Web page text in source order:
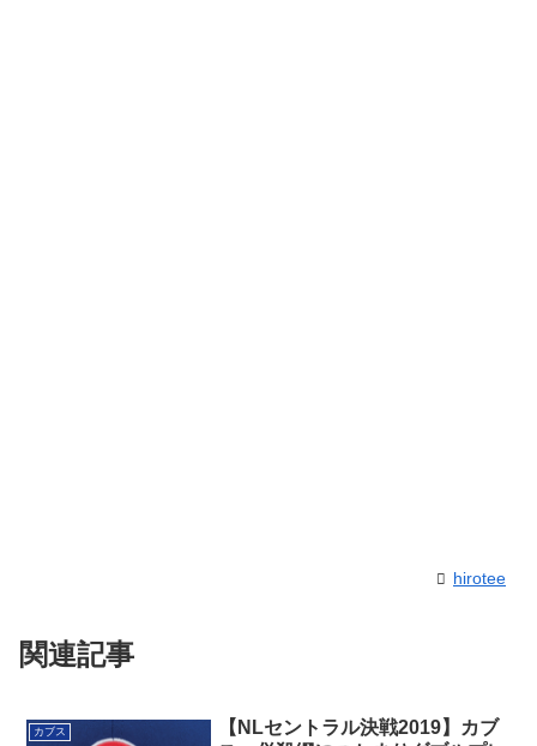
hirotee
関連記事
カブス
【NLセントラル決戦2019】カブ